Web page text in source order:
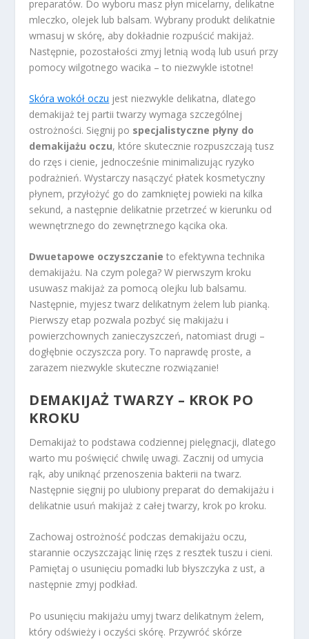
preparatów. Do wyboru masz płyn micelarny, delikatne
mleczko, olejek lub balsam. Wybrany produkt delikatnie
wmasuj w skórę, aby dokładnie rozpuścić makijaż.
Następnie, pozostałości zmyj letnią wodą lub usuń przy
pomocy wilgotnego wacika – to niezwykle istotne!
Skóra wokół oczu jest niezwykle delikatna, dlatego
demakijaż tej partii twarzy wymaga szczególnej
ostrożności. Sięgnij po specjalistyczne płyny do
demakijażu oczu, które skutecznie rozpuszczają tusz
do rzęs i cienie, jednocześnie minimalizując ryzyko
podrażnień. Wystarczy nasączyć płatek kosmetyczny
płynem, przyłożyć go do zamkniętej powieki na kilka
sekund, a następnie delikatnie przetrzeć w kierunku od
wewnętrznego do zewnętrznego kącika oka.
Dwuetapowe oczyszczanie to efektywna technika
demakijażu. Na czym polega? W pierwszym kroku
usuwasz makijaż za pomocą olejku lub balsamu.
Następnie, myjesz twarz delikatnym żelem lub pianką.
Pierwszy etap pozwala pozbyć się makijażu i
powierzchownych zanieczyszczeń, natomiast drugi –
dogłębnie oczyszcza pory. To naprawdę proste, a
zarazem niezwykle skuteczne rozwiązanie!
DEMAKIJAŻ TWARZY – KROK PO
KROKU
Demakijaż to podstawa codziennej pielęgnacji, dlatego
warto mu poświęcić chwilę uwagi. Zacznij od umycia
rąk, aby uniknąć przenoszenia bakterii na twarz.
Następnie sięgnij po ulubiony preparat do demakijażu i
delikatnie usuń makijaż z całej twarzy, krok po kroku.
Zachowaj ostrożność podczas demakijażu oczu,
starannie oczyszczając linię rzęs z resztek tuszu i cieni.
Pamiętaj o usunięciu pomadki lub błyszczyka z ust, a
następnie zmyj podkład.
Po usunięciu makijażu umyj twarz delikatnym żelem,
który odświeży i oczyści skórę. Przywróć skórze